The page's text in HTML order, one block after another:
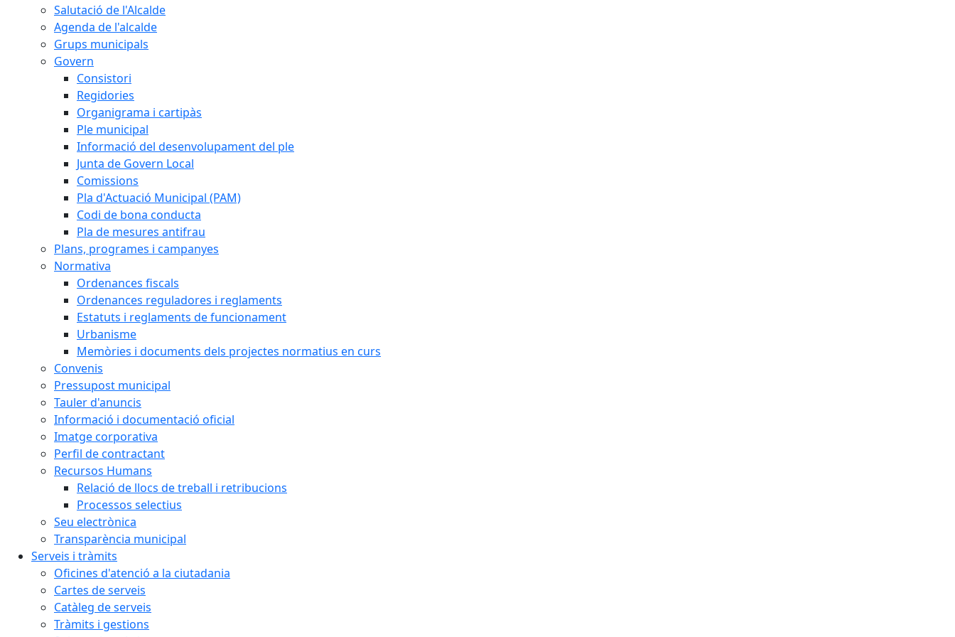
Salutació de l'Alcalde
Agenda de l'alcalde
Grups municipals
Govern
Consistori
Regidories
Organigrama i cartipàs
Ple municipal
Informació del desenvolupament del ple
Junta de Govern Local
Comissions
Pla d'Actuació Municipal (PAM)
Codi de bona conducta
Pla de mesures antifrau
Plans, programes i campanyes
Normativa
Ordenances fiscals
Ordenances reguladores i reglaments
Estatuts i reglaments de funcionament
Urbanisme
Memòries i documents dels projectes normatius en curs
Convenis
Pressupost municipal
Tauler d'anuncis
Informació i documentació oficial
Imatge corporativa
Perfil de contractant
Recursos Humans
Relació de llocs de treball i retribucions
Processos selectius
Seu electrònica
Transparència municipal
Serveis i tràmits
Oficines d'atenció a la ciutadania
Cartes de serveis
Catàleg de serveis
Tràmits i gestions